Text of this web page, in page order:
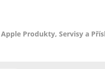
Apple Produkty, Servisy a